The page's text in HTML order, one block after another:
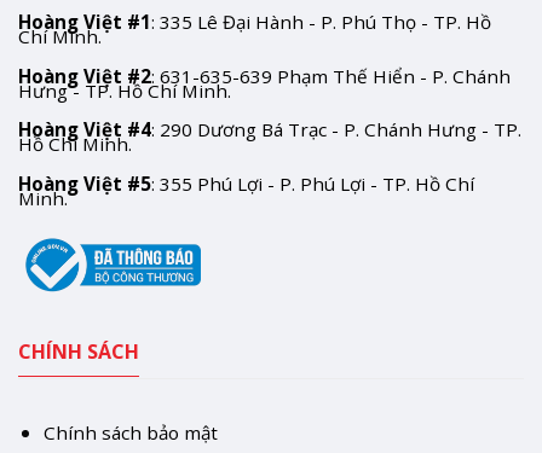
Hoàng Việt #1: 335 Lê Đại Hành - P. Phú Thọ - TP. Hồ
Chí Minh.
Hoàng Việt #2: 631-635-639 Phạm Thế Hiển - P. Chánh
Hưng - TP. Hồ Chí Minh.
Hoàng Việt #4: 290 Dương Bá Trạc - P. Chánh Hưng - TP.
Hồ Chí Minh.
Hoàng Việt #5: 355 Phú Lợi - P. Phú Lợi - TP. Hồ Chí
Minh.
CHÍNH SÁCH
Chính sách bảo mật